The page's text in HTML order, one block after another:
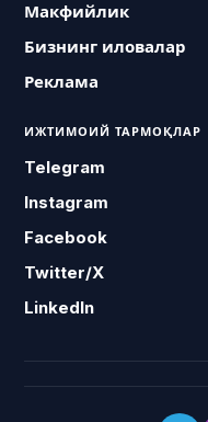
Макфийлик
Бизнинг иловалар
Реклама
ИЖТИМОИЙ ТАРМОҚЛАР
Telegram
Instagram
Facebook
Twitter/X
LinkedIn